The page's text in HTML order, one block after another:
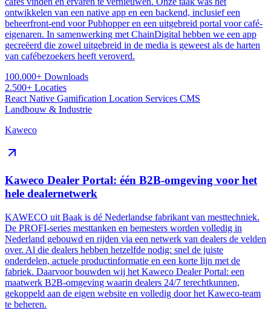
ontwikkelen van een native app en een backend, inclusief een
beheerfront-end voor Pubhopper en een uitgebreid portal voor café-
eigenaren. In samenwerking met ChainDigital hebben we een app
gecreëerd die zowel uitgebreid in de media is geweest als de harten
van cafébezoekers heeft veroverd.
100.000+ Downloads
2.500+ Locaties
React Native Gamification Location Services CMS
Landbouw & Industrie
Kaweco
Kaweco Dealer Portal: één B2B-omgeving voor het
hele dealernetwerk
KAWECO uit Baak is dé Nederlandse fabrikant van mesttechniek.
De PROFI-series mesttanken en bemesters worden volledig in
Nederland gebouwd en rijden via een netwerk van dealers de velden
over. Al die dealers hebben hetzelfde nodig: snel de juiste
onderdelen, actuele productinformatie en een korte lijn met de
fabriek. Daarvoor bouwden wij het Kaweco Dealer Portal: een
maatwerk B2B-omgeving waarin dealers 24/7 terechtkunnen,
gekoppeld aan de eigen website en volledig door het Kaweco-team
te beheren.